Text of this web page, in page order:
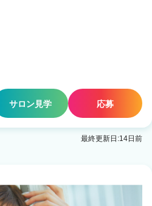
サロン見学 応募
最終更新日:14日前